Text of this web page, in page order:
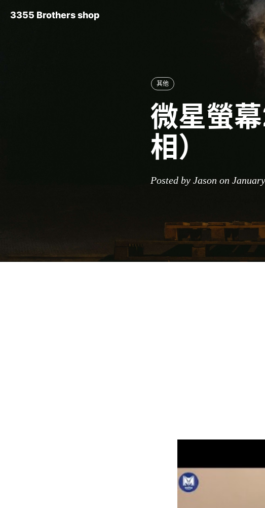
3355 Brothers shop
其他
微星螢
相）
Posted by Jason on